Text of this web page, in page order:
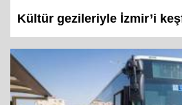
Kültür gezileriyle İzmir’i